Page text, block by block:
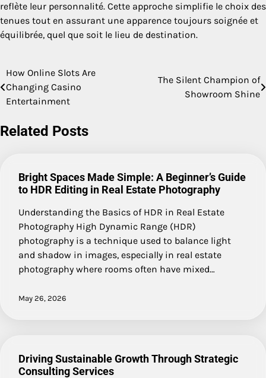
reflète leur personnalité. Cette approche simplifie le choix des
tenues tout en assurant une apparence toujours soignée et
équilibrée, quel que soit le lieu de destination.
Post
navigation
How Online Slots Are
Changing Casino
Entertainment
The Silent Champion of
Showroom Shine
Related Posts
Bright Spaces Made Simple: A Beginner’s Guide
to HDR Editing in Real Estate Photography
Understanding the Basics of HDR in Real Estate
Photography High Dynamic Range (HDR)
photography is a technique used to balance light
and shadow in images, especially in real estate
photography where rooms often have mixed…
May 26, 2026
Driving Sustainable Growth Through Strategic
Consulting Services